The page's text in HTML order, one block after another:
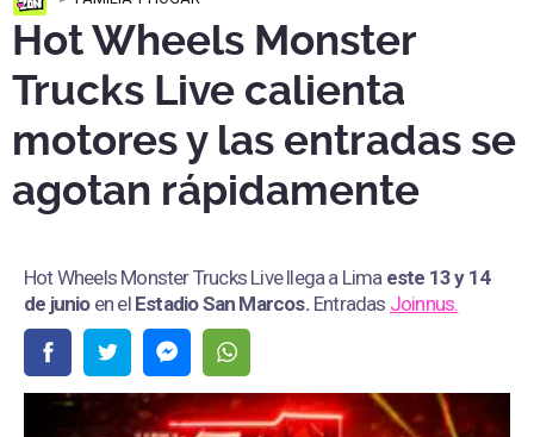
Hot Wheels Monster
Trucks Live calienta
motores y las entradas se
agotan rápidamente
Hot Wheels Monster Trucks Live llega a Lima este 13 y 14
de junio en elEstadio San Marcos. Entradas Joinnus.